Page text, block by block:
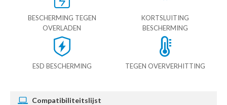
BESCHERMING TEGEN
OVERLADEN
KORTSLUITING
BESCHERMING
ESD BESCHERMING TEGEN OVERVERHITTING
Compatibiliteitslijst